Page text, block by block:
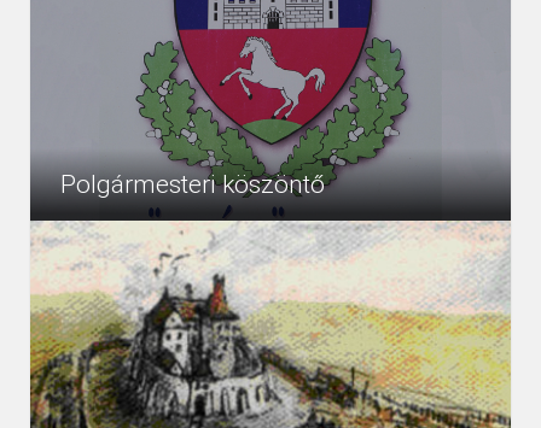
Polgármesteri köszöntő
Tisztelettel köszöntjük településünk honlapján
látogatóinkat. A Balatontól Tihany – Szántód Révtől a
6505- ös számú úton déli irányba haladva mindegy...
19453 Hírek